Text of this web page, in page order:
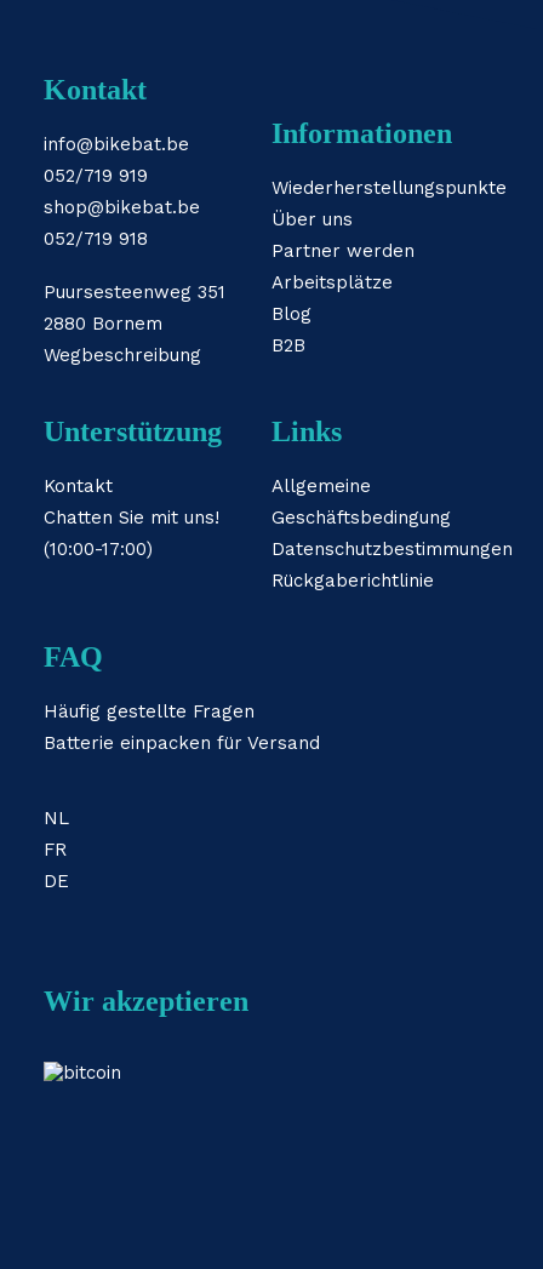
Kontakt
info@bikebat.be
052/719 919
shop@bikebat.be
052/719 918
Puursesteenweg 351
2880 Bornem
Wegbeschreibung
Informationen
Wiederherstellungspunkte
Über uns
Partner werden
Arbeitsplätze
Blog
B2B
Unterstützung
Kontakt
Chatten Sie mit uns!
(10:00-17:00)
Links
Allgemeine
Geschäftsbedingung
Datenschutzbestimmungen
Rückgaberichtlinie
FAQ
Häufig gestellte Fragen
Batterie einpacken für Versand
NL
FR
DE
Wir akzeptieren